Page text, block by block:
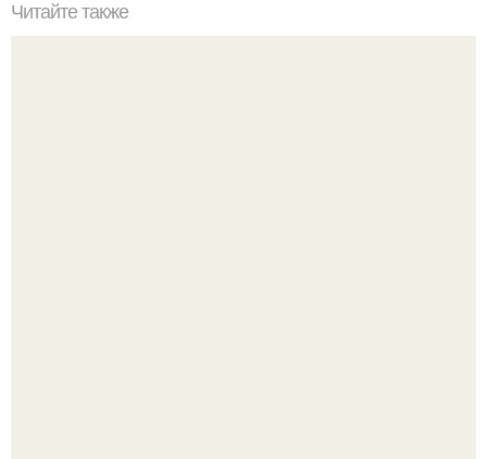
Читайте также